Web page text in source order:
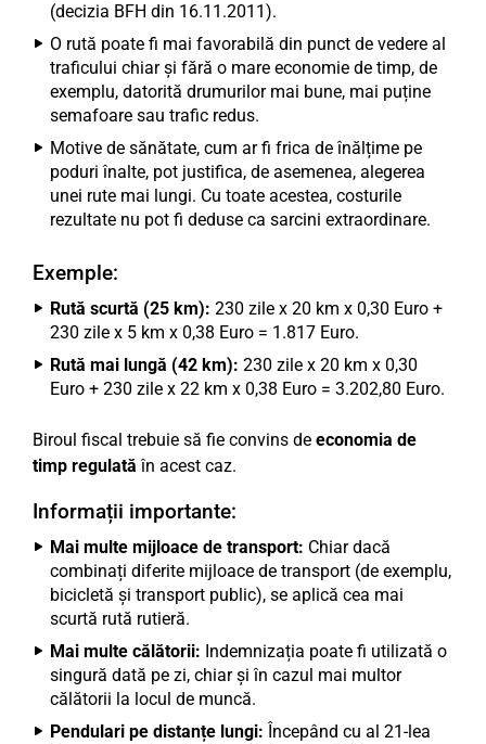
(decizia BFH din 16.11.2011).
O rută poate fi mai favorabilă din punct de vedere al
traficului chiar și fără o mare economie de timp, de
exemplu, datorită drumurilor mai bune, mai puține
semafoare sau trafic redus.
Motive de sănătate, cum ar fi frica de înălțime pe
poduri înalte, pot justifica, de asemenea, alegerea
unei rute mai lungi. Cu toate acestea, costurile
rezultate nu pot fi deduse ca sarcini extraordinare.
Exemple:
Rută scurtă (25 km): 230 zile x 20 km x 0,30 Euro +
230 zile x 5 km x 0,38 Euro = 1.817 Euro.
Rută mai lungă (42 km): 230 zile x 20 km x 0,30
Euro + 230 zile x 22 km x 0,38 Euro = 3.202,80 Euro.
Biroul fiscal trebuie să fie convins de economia de
timp regulată în acest caz.
Informații importante:
Mai multe mijloace de transport: Chiar dacă
combinați diferite mijloace de transport (de exemplu,
bicicletă și transport public), se aplică cea mai
scurtă rută rutieră.
Mai multe călătorii: Indemnizația poate fi utilizată o
singură dată pe zi, chiar și în cazul mai multor
călătorii la locul de muncă.
Pendulari pe distanțe lungi: Începând cu al 21-lea